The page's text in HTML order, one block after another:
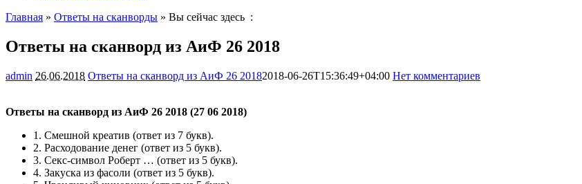
Главная » Ответы на сканворды » Вы сейчас здесь :
Ответы на сканворд из АиФ 26 2018
admin 26.06.2018 Ответы на сканворд из АиФ 26 20182018-06-26T15:36:49+04:00 Нет комментариев
Ответы на сканворд из АиФ 26 2018 (27 06 2018)
1. Смешной креатив (ответ из 7 букв).
2. Расходование денег (ответ из 5 букв).
3. Секс-символ Роберт … (ответ из 5 букв).
4. Закуска из фасоли (ответ из 5 букв).